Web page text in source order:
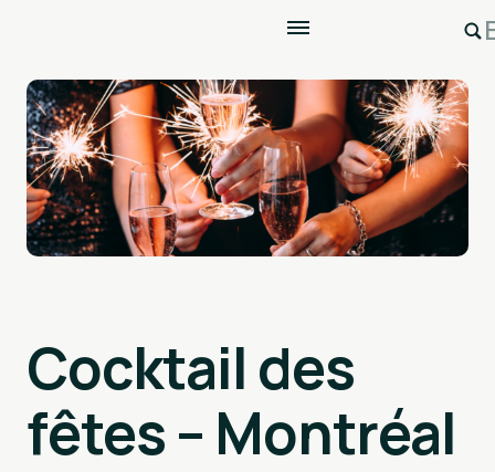
Cocktail des
fêtes – Montréal